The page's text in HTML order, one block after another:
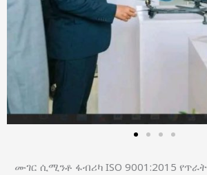
ሙገር ሲሚንቶ ፋብሪካ ISO 9001:2015